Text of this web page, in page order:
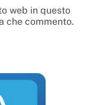
web in questo
che commento.